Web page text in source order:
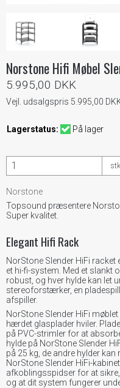
Norstone Hifi Møbel
5.995,00 DKK
Vejl. udsalgspris 5.995,00
Lagerstatus: På lager
stk.
Norstone
Topsound præsentere
Super kvalitet.
Elegant Hifi Rack
NorStone Slender HiFi
et hi-fi-system. Med et slankt
robust, og hver hylde kan let
stereoforstærker, en
afspiller.
NorStone Slender HiFi
hærdet glasplader hviler.
på PVC-strimler for at
hylde på NorStone Slender
på 25 kg, de andre hylder kan
NorStone Slender HiFi-
afkoblingsspidser for at
og at dit system fungerer